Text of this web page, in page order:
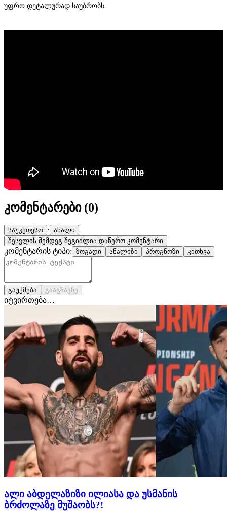
უფრო დეტალურად საუბრობს.
კომენტარები (0)
საუკეთესო · ახალი
შესვლის შემდეგ შეგიძლია დაწერო კომენტარი
კომენტარის ტიპი: ზოგადი ანალიზი პროგნოზი კითხვა
გაუქმება გააგზავნე
იტვირთება…
ალი აბდელაზიზი ილიასა და უსმანის
ბრძოლაზე მუშაობს?!